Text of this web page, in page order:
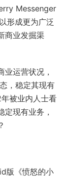
Messenger
形成更为广泛
商业发掘渠
运营状况，
，稳定其现有
被业内人士看
现有业务，
版《愤怒的小